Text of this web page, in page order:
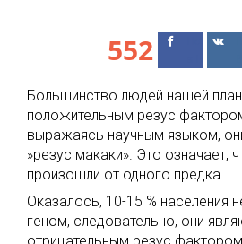
552
Поделиться
Большинство людей нашей
положительным резус
выражаясь научным языком,
»резус макаки». Это означает,
произошли от одного предка.
Оказалось, 10-15 % населения
геном, следовательно, они